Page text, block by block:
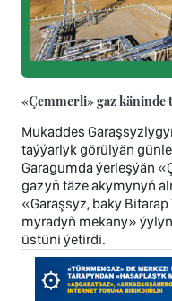
«Çemmerli» gaz käninde
Mukaddes
taýýarlyk görülýän
Garagumda ýerleşýän
gazyň täze akymynyň
«Garaşsyz, baky
myradyň mekany»
üstüni ýetirdi.